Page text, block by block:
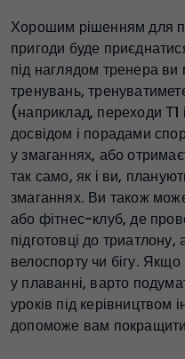
Хорошим рішенням для
пригоди буде
під наглядом тренера
тренувань,
(наприклад, переходи Т1
досвідом і порадами
у змаганнях, або
так само, як і ви,
змаганнях. Ви також
або фітнес-клуб, де
підготовці до
велоспорту чи бігу.
у плаванні, варто
уроків під керівництвом
допоможе вам покращити